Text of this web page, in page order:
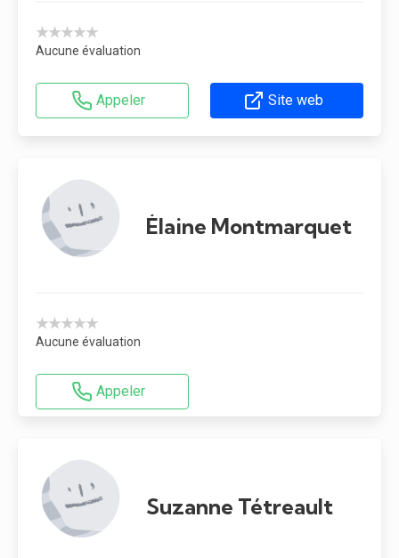
★★★★★
Aucune évaluation
Appeler Site web
Élaine Montmarquet
★★★★★
Aucune évaluation
Appeler
Suzanne Tétreault